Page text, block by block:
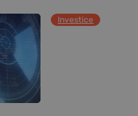
Investice